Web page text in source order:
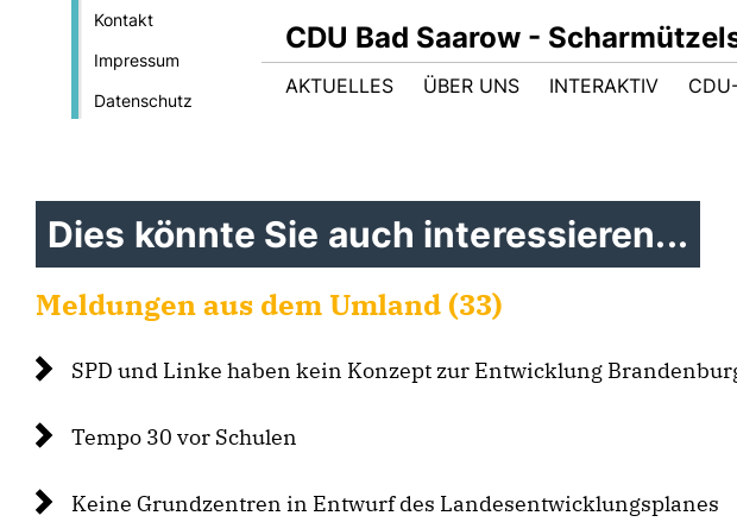
Kontakt
Impressum
Datenschutz
CDU Bad Saarow -
AKTUELLES ÜBER UNS INTERAKTIV
Dies könnte Sie auch interessieren...
Meldungen aus dem Umland (33)
SPD und Linke haben kein Konzept zur Entwicklung
Tempo 30 vor Schulen
Keine Grundzentren in Entwurf des Landesentwicklungsplanes